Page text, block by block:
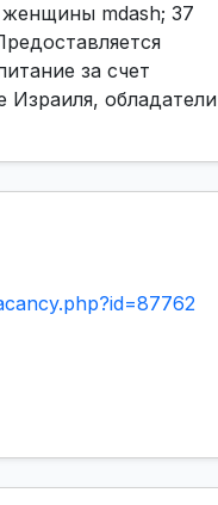
женщины mdash; 37
за счет
обладатели